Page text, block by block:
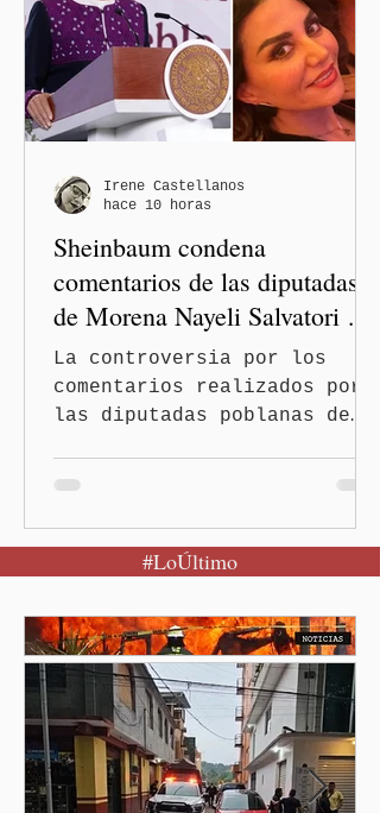
LIBRE (Libertad, Igualdad,
Bienestar, Redes,
Emancipación)–Casas Carmen
Serdán, que descentraliza
la justicia. En rueda de
Alejandro Armenta Mier
resaltó este logro
interinstituci
Sheinbaum condena
comentarios de las diputadas
de Morena Nayeli Salvatori y
Graciela Palomares
La controversia por los
comentarios realizados por
las diputadas poblanas de
este miércoles hasta la
conferencia matutina de la
Sheinbaum Pardo, quien
condenó cualquier expresión
discriminatoria y dejó en
manos de su partido la
determinación de una
eventual sanción.
Irene Castellanos
hace 10 horas
#LoÚltimo